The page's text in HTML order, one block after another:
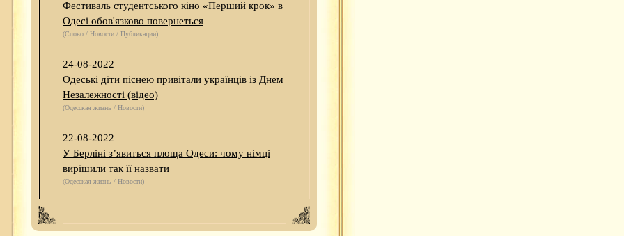
Фестиваль студентського кіно «Перший крок» в
Одесі обов'язково повернеться
(Слово / Новости / Публикации)
24-08-2022
Одеські діти піснею привітали українців із Днем
Незалежності (відео)
(Одесская жизнь / Новости)
22-08-2022
У Берліні з’явиться площа Одеси: чому німці
вирішили так її назвати
(Одесская жизнь / Новости)